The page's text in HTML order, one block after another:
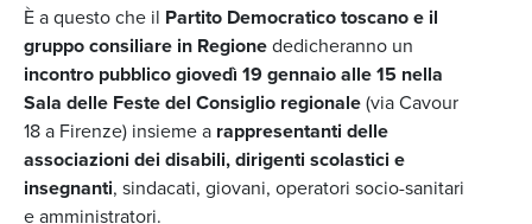
È a questo che il Partito Democratico toscano e il
gruppo consiliare in Regionededicheranno un
incontro pubblico giovedì 19 gennaio alle 15 nella
Sala delle Feste del Consiglio regionale(via Cavour
18 a Firenze) insieme a rappresentanti delle
associazioni dei disabili, dirigenti scolastici e
insegnanti, sindacati, giovani, operatori socio-sanitari
e amministratori.